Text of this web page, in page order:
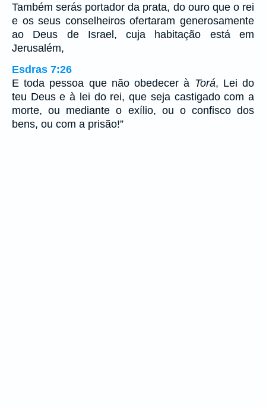
Também serás portador da prata, do ouro que o rei
e os seus conselheiros ofertaram generosamente
ao Deus de Israel, cuja habitação está em
Jerusalém,
Esdras 7:26
E toda pessoa que não obedecer à Torá, Lei do
teu Deus e à lei do rei, que seja castigado com a
morte, ou mediante o exílio, ou o confisco dos
bens, ou com a prisão!”